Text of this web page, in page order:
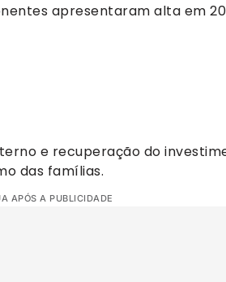
apresentaram alta em
e recuperação do
das famílias.
APÓS A PUBLICIDADE